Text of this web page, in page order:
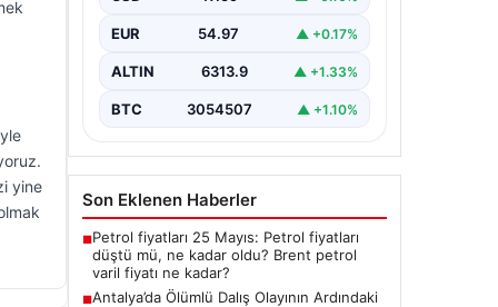
yine
Antalya'da geçtiğimiz yıl yaşanan ve
ölümle sonuçlanan tüplü dalış olayı,
EUR 54.97 ▲ +0.17%
ALTIN 6313.9 ▲ +1.33%
BTC 3054507 ▲ +1.10%
Son Eklenen Haberler
■Petrol fiyatları 25 Mayıs: Petrol fiyatları
düştü mü, ne kadar oldu? Brent petrol
varil fiyatı ne kadar?
■Antalya’da Ölümlü Dalış Olayının Ardındaki